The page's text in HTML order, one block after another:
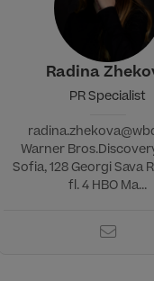
Radina
PR Specialist
Warner
Sofia, 128 Georgi Sava
fl. 4 HBO Ma...